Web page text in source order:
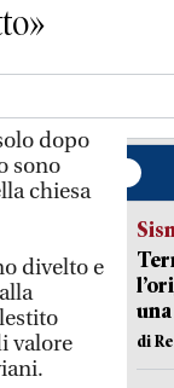
dopo
sono
chiesa
divelto e
valore
di